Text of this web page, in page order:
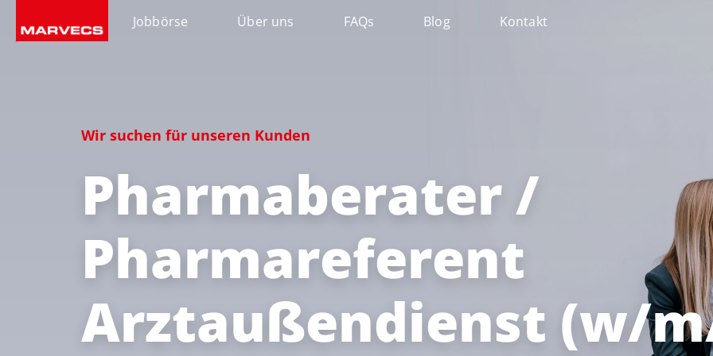
Jobbörse Über uns FAQs Blog Kontakt
Wir suchen für unseren Kunden
Pharmaberater /
Pharmareferent
Arztaußendienst (w/